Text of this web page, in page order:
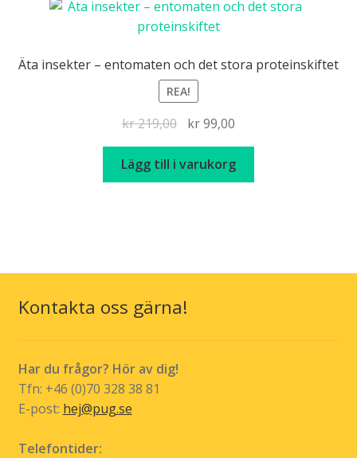
Äta insekter – entomaten och det stora proteinskiftet
REA!
kr219,00
Det
ursprungliga
priset
var:
kr99,00
nuvarande
priset
är:
Lägg till i varukorg
Kontakta oss gärna!
Har du frågor? Hör av dig!
Tfn: +46 (0)70 328 38 81
E-post: hej@pug.se
Telefontider: